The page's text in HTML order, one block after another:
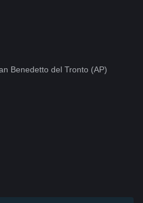
Benedetto del Tronto (AP)